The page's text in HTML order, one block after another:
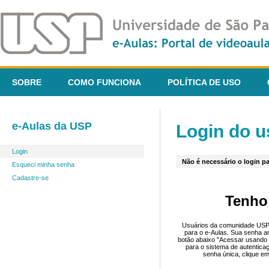
SOBRE COMO FUNCIONA POLÍTICA DE USO
e-Aulas da USP
Login
Esqueci minha senha
Cadastre-se
Login do
Não é necessário o login
Usuários da comunidade
para o e-Aulas. Sua senha
botão abaixo "Acessar
para o sistema de
senha única, clique